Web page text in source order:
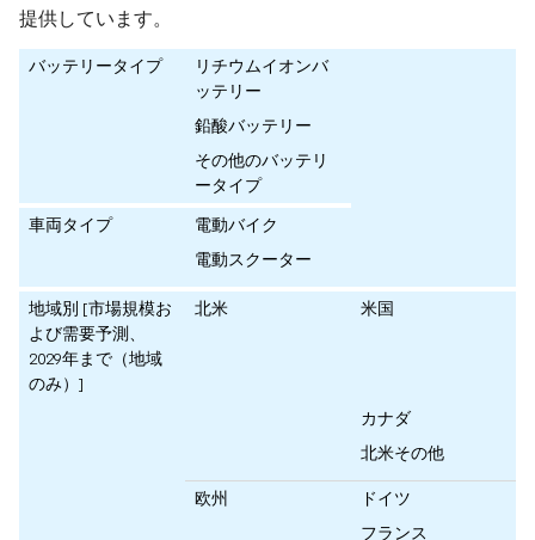
提供しています。
バッテリータイプ
リチウムイオンバ
ッテリー
鉛酸バッテリー
その他のバッテリ
ータイプ
車両タイプ
電動バイク
電動スクーター
地域別 [市場規模お
よび需要予測、
2029年まで（地域
のみ）]
北米 米国
カナダ
北米その他
欧州
ドイツ
フランス